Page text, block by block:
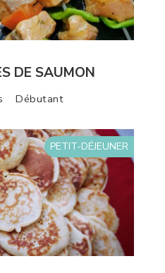
DE SAUMON
Débutant
PETIT-DÉJEUNER